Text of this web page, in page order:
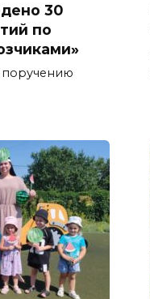
30
по
поручению